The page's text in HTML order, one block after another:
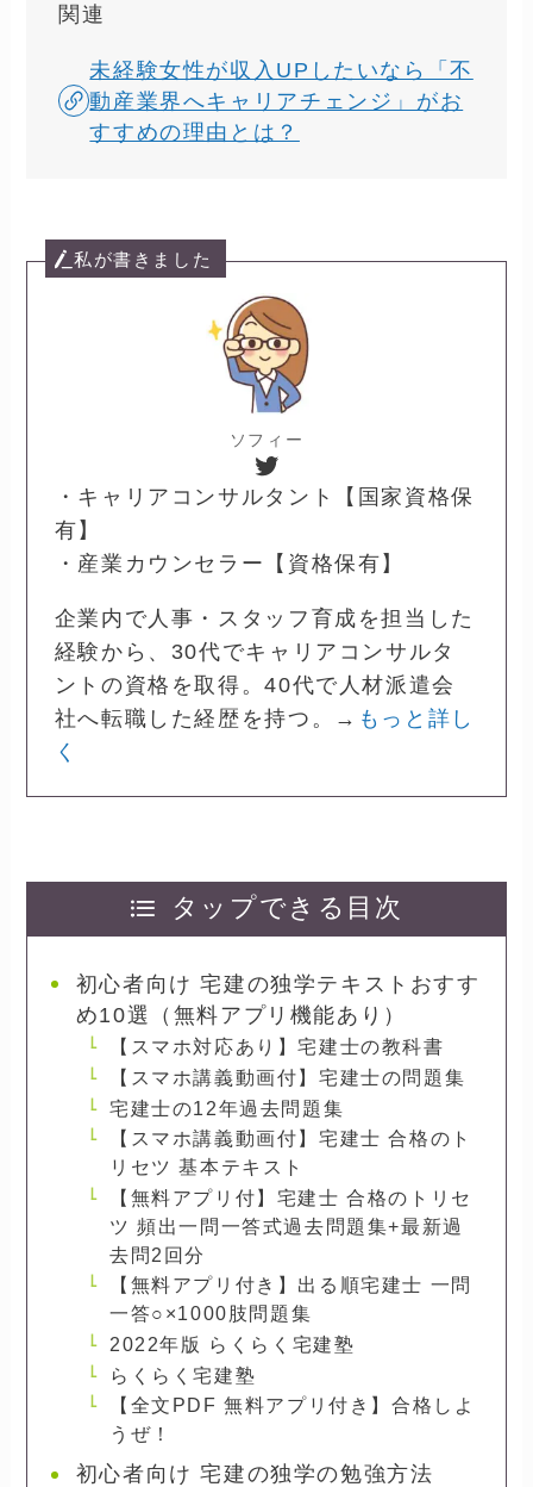
関連
未経験女性が収入UPしたいなら「不
動産業界へキャリアチェンジ」がお
すすめの理由とは？
私が書きました
ソフィー
Twitter
・キャリアコンサルタント【国家資格保
有】
・産業カウンセラー【資格保有】
企業内で人事・スタッフ育成を担当した
経験から、30代でキャリアコンサルタ
ントの資格を取得。40代で人材派遣会
社へ転職した経歴を持つ。→ もっと詳し
く
タップできる目次
初心者向け 宅建の独学テキストおすす
め10選（無料アプリ機能あり）
【スマホ対応あり】宅建士の教科書
【スマホ講義動画付】宅建士の問題集
宅建士の12年過去問題集
【スマホ講義動画付】宅建士 合格のト
リセツ 基本テキスト
【無料アプリ付】宅建士 合格のトリセ
ツ 頻出一問一答式過去問題集+最新過
去問2回分
【無料アプリ付き】出る順宅建士 一問
一答○×1000肢問題集
2022年版 らくらく宅建塾
らくらく宅建塾
【全文PDF 無料アプリ付き】合格しよ
うぜ！
初心者向け 宅建の独学の勉強方法